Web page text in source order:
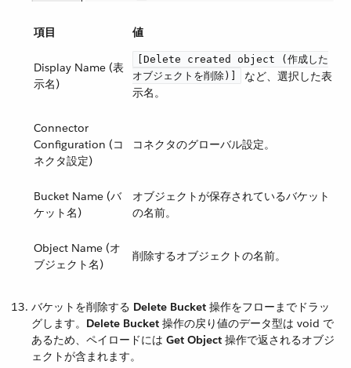
項目 値
Display Name (表
示名)
[Delete created object (作成した
オブジェクトを削除)]
​ など、選択した表
示名。
Connector
Configuration (コ
ネクタ設定)
コネクタのグローバル設定。
Bucket Name (バ
ケット名)
オブジェクトが保存されているバケット
の名前。
Object Name (オ
ブジェクト名)
削除するオブジェクトの名前。
バケットを削除する ​ Delete Bucket ​ 操作をフローまでドラッ
グします。​ Delete Bucket ​ 操作の戻り値のデータ型は void で
あるため、ペイロードには ​ Get Object ​ 操作で返されるオブジ
ェクトが含まれます。